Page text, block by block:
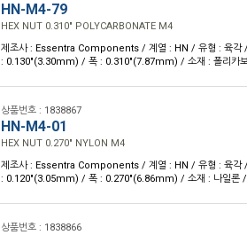
HN-M4-79
HEX NUT 0.310" POLYCARBONATE M4
제조사 : Essentra Components / 계열 : HN / 유형 : 육각
: 0.130"(3.30mm) / 폭 : 0.310"(7.87mm) / 소재 : 폴리카
상품번호 : 1838867
HN-M4-01
HEX NUT 0.270" NYLON M4
제조사 : Essentra Components / 계열 : HN / 유형 : 육각
: 0.120"(3.05mm) / 폭 : 0.270"(6.86mm) / 소재 : 나일론 /
상품번호 : 1838866